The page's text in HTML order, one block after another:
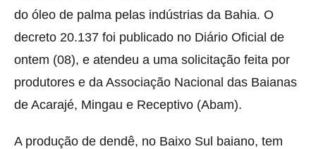
do óleo de palma pelas indústrias da Bahia. O
decreto 20.137 foi publicado no Diário Oficial de
ontem (08), e atendeu a uma solicitação feita por
produtores e da Associação Nacional das Baianas
de Acarajé, Mingau e Receptivo (Abam).
A produção de dendê, no Baixo Sul baiano, tem